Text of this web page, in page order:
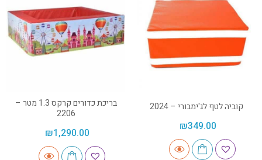
קוביה לטף לג'ימבורי – 2024
₪349.00
בריכת כדורים קרקס 1.3 מטר –
2206
₪1,290.00